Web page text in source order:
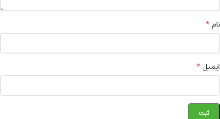
نام*
ایمیل*